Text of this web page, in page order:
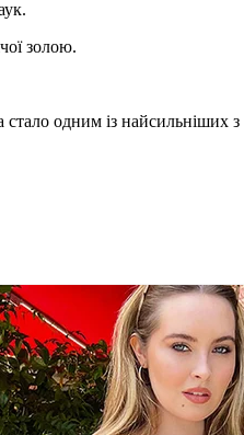
золою.
одним із найсильніших з